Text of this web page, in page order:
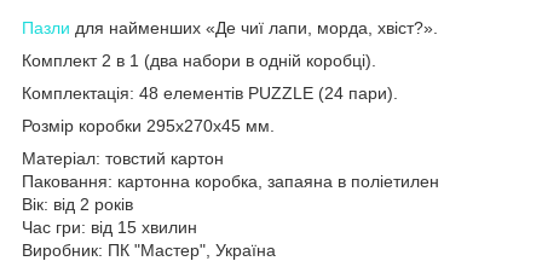
Пазли для найменших «Де чиї лапи, морда, хвіст?».
Комплект 2 в 1 (два набори в одній коробці).
Комплектація: 48 елементів PUZZLE (24 пари).
Розмір коробки 295х270х45 мм.
Матеріал: товстий картон
Паковання: картонна коробка, запаяна в поліетилен
Вік: від 2 років
Час гри: від 15 хвилин
Виробник: ПК "Мастер", Україна